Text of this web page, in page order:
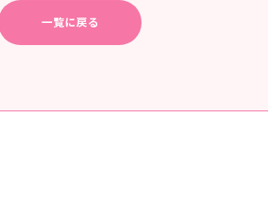
一覧に戻る